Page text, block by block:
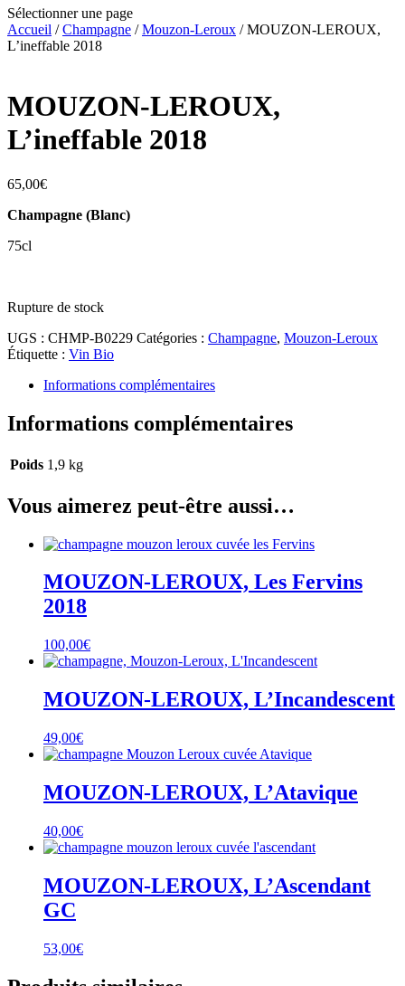
Sélectionner une page
Accueil /Champagne /Mouzon-Leroux / MOUZON-LEROUX,
L’ineffable 2018
MOUZON-LEROUX,
L’ineffable 2018
65,00€
Champagne (Blanc)
75cl
Rupture de stock
UGS : CHMP-B0229 Catégories : Champagne, Mouzon-Leroux
Étiquette : Vin Bio
Informations complémentaires
Informations complémentaires
Poids 1,9 kg
Vous aimerez peut-être aussi…
MOUZON-LEROUX, Les Fervins
2018
100,00€
MOUZON-LEROUX, L’Incandescent
49,00€
MOUZON-LEROUX, L’Atavique
40,00€
MOUZON-LEROUX, L’Ascendant
GC
53,00€